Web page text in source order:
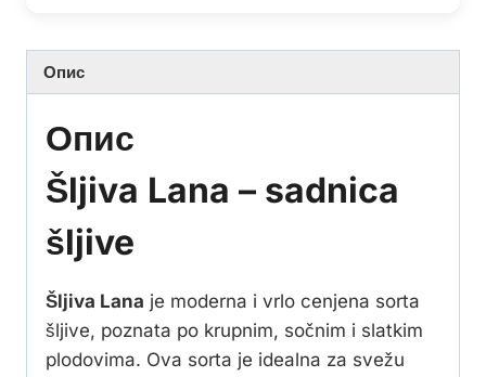
Опис
Опис
Šljiva Lana – sadnica
šljive
Šljiva Lana je moderna i vrlo cenjena sorta
šljive, poznata po krupnim, sočnim i slatkim
plodovima. Ova sorta je idealna za svežu